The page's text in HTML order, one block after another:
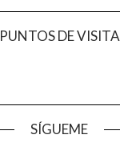
PUNTOS DE VISITA
SÍGUEME